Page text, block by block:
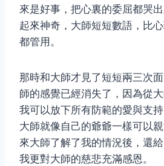
來是好事，把心裏的委屈都哭
起來神奇，大師短短數語，比
都管用。
那時和大師才見了短短兩三次
師的感覺已經消失了，因為從
我可以放下所有防範的愛與支
大師就像自己的爺爺一樣可以
來大師了解了我的情況後，還
我更對大師的慈悲充滿感恩。